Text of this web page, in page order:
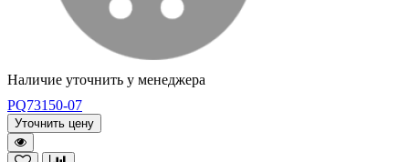
Наличие уточнить у менеджера
PQ73150-07
Уточнить цену